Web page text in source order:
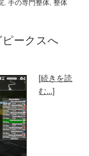
ークスへ
[続きを読
む...]